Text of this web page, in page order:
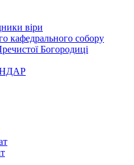
віри
кафедрального собору
Богородиці